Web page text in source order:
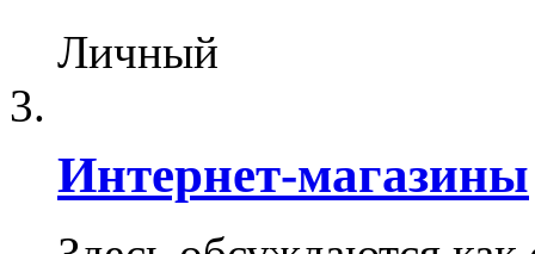
Личный
Интернет-магазины